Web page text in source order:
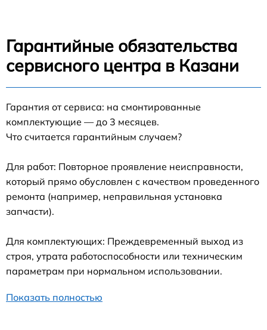
Гарантийные обязательства
сервисного центра в Казани
Гарантия от сервиса: на смонтированные
комплектующие — до 3 месяцев.
Что считается гарантийным случаем?
Для работ: Повторное проявление неисправности,
который прямо обусловлен с качеством проведенного
ремонта (например, неправильная установка
запчасти).
Для комплектующих: Преждевременный выход из
строя, утрата работоспособности или техническим
параметрам при нормальном использовании.
Показать полностью